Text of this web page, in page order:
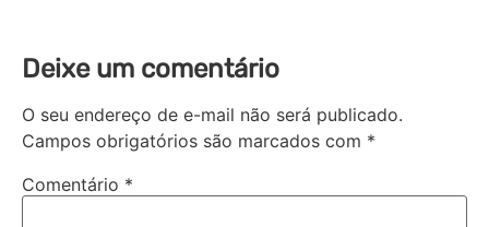
Deixe um comentário
O seu endereço de e-mail não será publicado.
Campos obrigatórios são marcados com *
Comentário *